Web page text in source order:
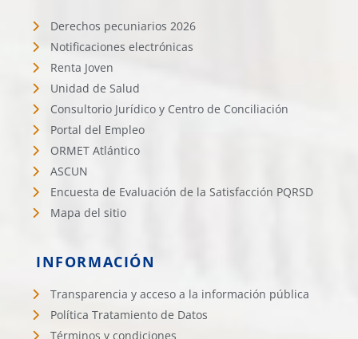
Derechos pecuniarios 2026
Notificaciones electrónicas
Renta Joven
Unidad de Salud
Consultorio Jurídico y Centro de Conciliación
Portal del Empleo
ORMET Atlántico
ASCUN
Encuesta de Evaluación de la Satisfacción PQRSD
Mapa del sitio
INFORMACIÓN
Transparencia y acceso a la información pública
Política Tratamiento de Datos
Términos y condiciones